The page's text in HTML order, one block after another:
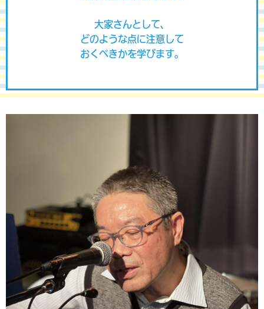
大家さんとして、
どのような点に注意して
おくべきかを学びます。